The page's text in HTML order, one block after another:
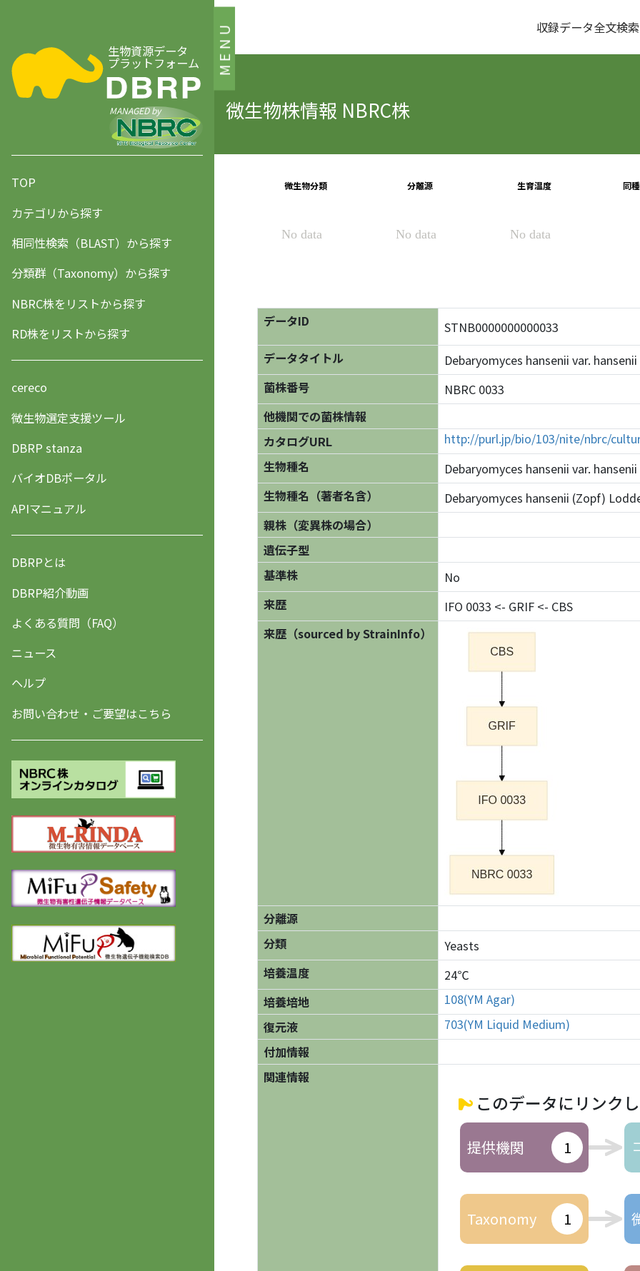
MENU
生物資源データ
プラットフォーム
MANAGED by
TOP
カテゴリから探す
相同性検索（BLAST）から探す
分類群（Taxonomy）から探す
NBRC株をリストから探す
RD株をリストから探す
cereco
微生物選定支援ツール
DBRP stanza
バイオDBポータル
APIマニュアル
DBRPとは
DBRP紹介動画
よくある質問（FAQ）
ニュース
ヘルプ
お問い合わせ・ご要望はこちら
収録データ全文検索
微生物株情報 NBRC株
データID
STNB0000000000033
データタイトル
Debaryomyces hansenii var.
菌株番号
NBRC 0033
他機関での菌株情報
カタログURL
http://purl.jp/bio/103/nite/nbrc/
生物種名
Debaryomyces hansenii var. hansenii
生物種名（著者名含）
Debaryomyces hansenii (Zopf)
親株（変異株の場合）
遺伝子型
基準株
No
来歴
IFO 0033 <- GRIF <- CBS
来歴（sourced by StrainInfo）
分離源
分類
Yeasts
培養温度
24℃
培養培地
108(YM Agar)
復元液
703(YM Liquid Medium)
付加情報
関連情報
このデータにリンク
提供機関 1
Taxonomy 1